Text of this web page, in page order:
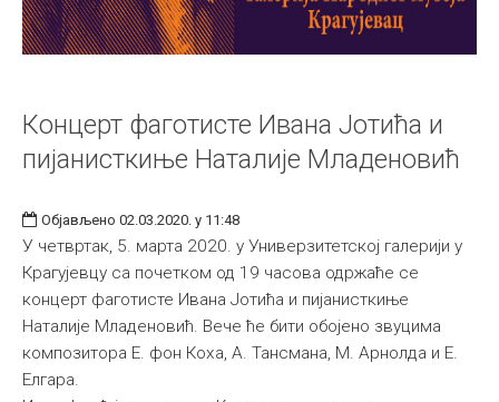
Концерт фаготисте Ивана Јотића и
пијанисткиње Наталије Младеновић
Објављено 02.03.2020. у 11:48
У четвртак, 5. марта 2020. у Универзитетској галерији у
Крагујевцу са почетком од 19 часова одржаће се
концерт фаготисте Ивана Јотића и пијанисткиње
Наталије Младеновић. Вече ће бити обојено звуцима
композитора Е. фон Коха, А. Тансмана, М. Арнолда и Е.
Елгара.